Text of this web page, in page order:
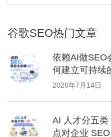
谷歌SEO热门文章
依赖AI做SEO
何建立可持续
2026年7月14日
AI 人才分五
点对企业